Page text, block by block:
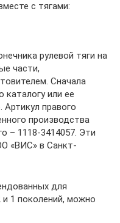
с тягами:
рулевой тяги на
части,
Сначала
или ее
Артикул правого
производства
– 1118-3414057. Эти
«ВИС» в Санкт-
для
1 поколений, можно